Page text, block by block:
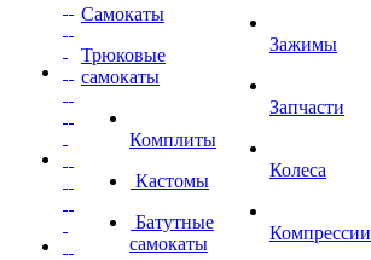
Самокаты
Трюковые
самокаты
Комплиты
Кастомы
Батутные
самокаты
Зажимы
Запчасти
Колеса
Компрессии